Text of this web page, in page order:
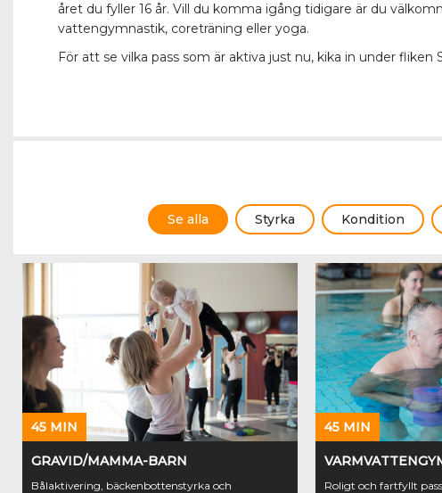
året du fyller 16 år. Vill du komma igång tidigare är du
vattengymnastik, coreträning eller yoga.
För att se vilka pass som är aktiva just nu, kika in under fliken
Se alla Styrka Kondition
45 MIN
GRAVID/MAMMA-BARN
Bålaktivering, bäckenbottenstyrka och
45 MIN
Roligt och fartfyllt